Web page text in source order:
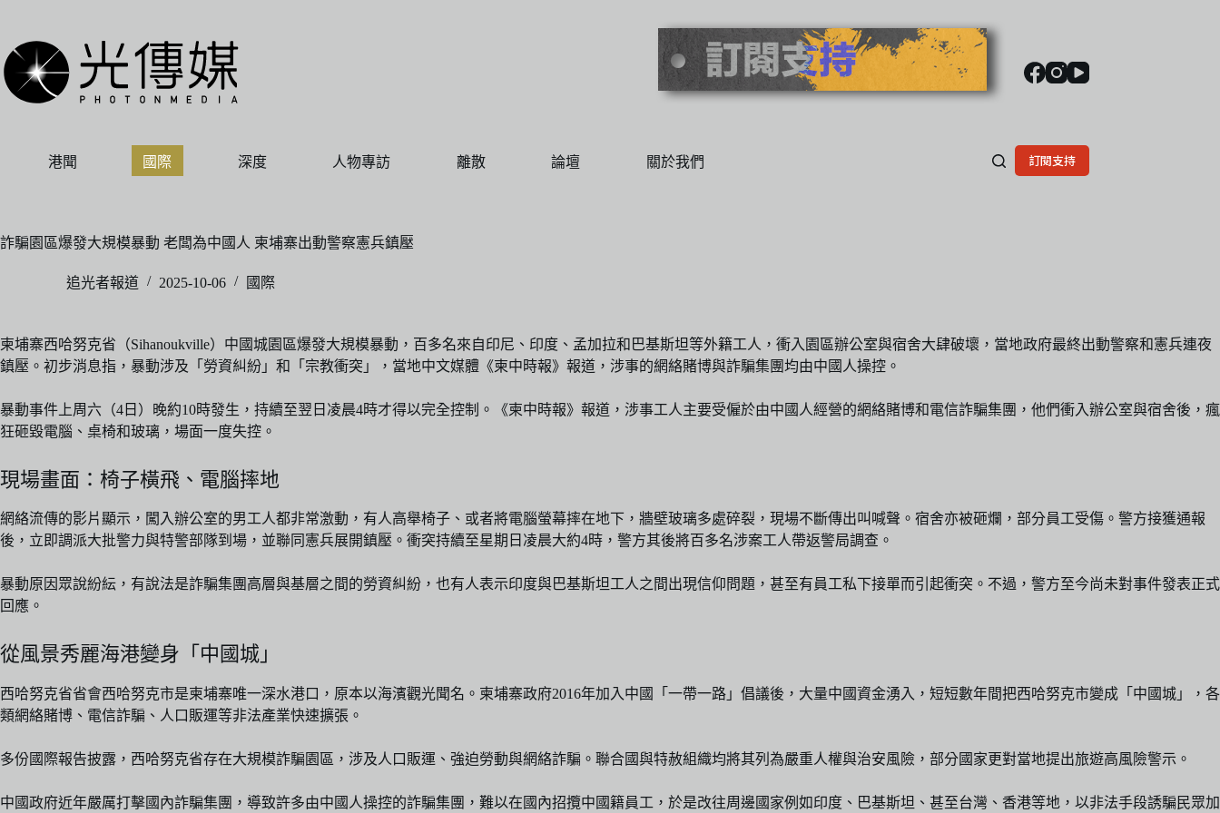
主
要
內
港聞 國際 深度 人物專訪 離散 論壇 關於我們 訂閱支持
詐騙園區爆發大規模暴動 老闆為中國人 柬埔寨出動警察憲兵鎮壓
追光者報道 2025-10-06 國際
柬埔寨西哈努克省（Sihanoukville）中國城園區爆發大規模暴動，百多名來自印尼、印度、孟加拉和巴基斯坦等外籍工人，衝入園區辦公室與宿舍大肆破壞，當地政府最終出動警察和憲兵連夜
鎮壓。初步消息指，暴動涉及「勞資糾紛」和「宗教衝突」，當地中文媒體《柬中時報》報道，涉事的網絡賭博與詐騙集團均由中國人操控。
暴動事件上周六（4日）晚約10時發生，持續至翌日凌晨4時才得以完全控制。《柬中時報》報道，涉事工人主要受僱於由中國人經營的網絡賭博和電信詐騙集團，他們衝入辦公室與宿舍後，瘋
狂砸毀電腦、桌椅和玻璃，場面一度失控。
現場畫面：椅子橫飛、電腦摔地
網絡流傳的影片顯示，闖入辦公室的男工人都非常激動，有人高舉椅子、或者將電腦螢幕摔在地下，牆壁玻璃多處碎裂，現場不斷傳出叫喊聲。宿舍亦被砸爛，部分員工受傷。警方接獲通報
後，立即調派大批警力與特警部隊到場，並聯同憲兵展開鎮壓。衝突持續至星期日凌晨大約4時，警方其後將百多名涉案工人帶返警局調查。
暴動原因眾說紛紜，有說法是詐騙集團高層與基層之間的勞資糾紛，也有人表示印度與巴基斯坦工人之間出現信仰問題，甚至有員工私下接單而引起衝突。不過，警方至今尚未對事件發表正式
回應。
從風景秀麗海港變身「中國城」
西哈努克省省會西哈努克市是柬埔寨唯一深水港口，原本以海濱觀光聞名。柬埔寨政府2016年加入中國「一帶一路」倡議後，大量中國資金湧入，短短數年間把西哈努克市變成「中國城」，各
類網絡賭博、電信詐騙、人口販運等非法產業快速擴張。
多份國際報告披露，西哈努克省存在大規模詐騙園區，涉及人口販運、強迫勞動與網絡詐騙。聯合國與特赦組織均將其列為嚴重人權與治安風險，部分國家更對當地提出旅遊高風險警示。
中國政府近年嚴厲打擊國內詐騙集團，導致許多由中國人操控的詐騙集團，難以在國內招攬中國籍員工，於是改往周邊國家例如印度、巴基斯坦、甚至台灣、香港等地，以非法手段誘騙民眾加